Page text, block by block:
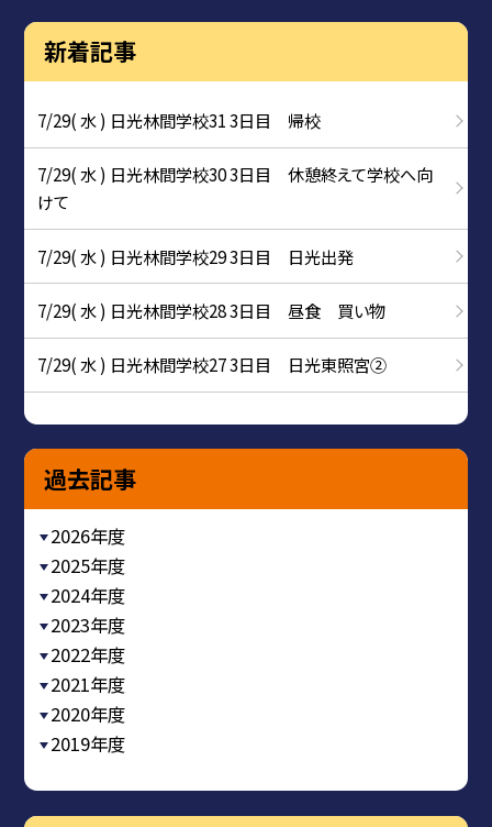
新着記事
7/29( 水 ) 日光林間学校31 3日目 帰校
7/29( 水 ) 日光林間学校30 3日目 休憩終えて学校へ向
けて
7/29( 水 ) 日光林間学校29 3日目 日光出発
7/29( 水 ) 日光林間学校28 3日目 昼食 買い物
7/29( 水 ) 日光林間学校27 3日目 日光東照宮②
過去記事
2026年度
2025年度
2024年度
2023年度
2022年度
2021年度
2020年度
2019年度